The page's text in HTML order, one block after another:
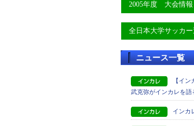
2005年度 大会情報
全日本大学サッカ
ニュース一覧
【イ
武克弥がインカレを語
インカ